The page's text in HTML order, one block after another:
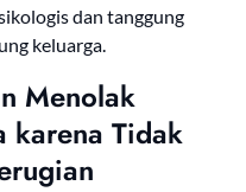
dan tanggung
keluarga.
Menolak
karena Tidak